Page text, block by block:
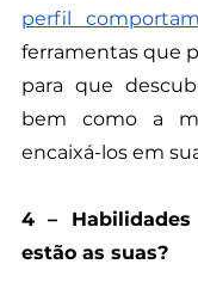
perfil
ferramentas que
para que
bem como a
4 – Habilidades
estão as suas?